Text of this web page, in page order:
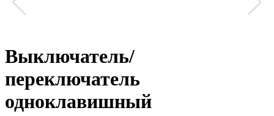
Выключатель/
переключатель
одноклавишный